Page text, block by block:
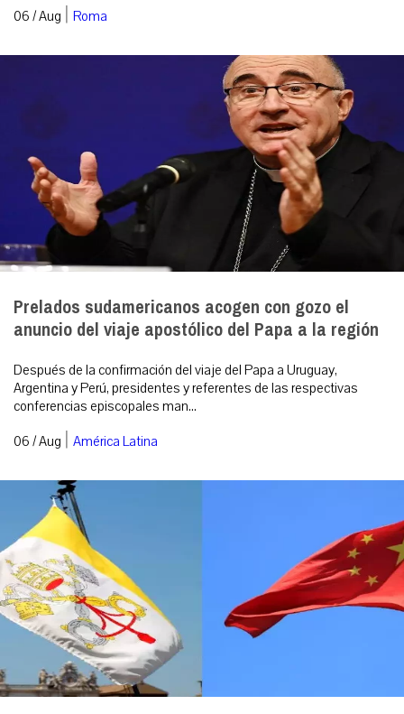
06 / Aug | Roma
Prelados sudamericanos acogen con gozo el
anuncio del viaje apostólico del Papa a la región
Después de la confirmación del viaje del Papa a Uruguay,
Argentina y Perú, presidentes y referentes de las respectivas
conferencias episcopales man...
06 / Aug | América Latina